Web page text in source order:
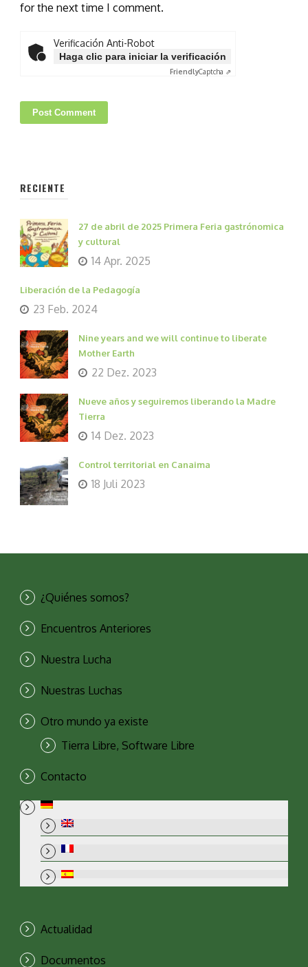
for the next time I comment.
Verificación Anti-Robot
Haga clic para iniciar la verificación
FriendlyCaptcha ⇗
RECIENTE
27 de abril de 2025 Primera Feria gastrónomica
y cultural
14 Apr. 2025
Liberación de la Pedagogía
23 Feb. 2024
Nine years and we will continue to liberate
Mother Earth
22 Dez. 2023
Nueve años y seguiremos liberando la Madre
Tierra
14 Dez. 2023
Control territorial en Canaima
18 Juli 2023
¿Quiénes somos?
Encuentros Anteriores
Nuestra Lucha
Nuestras Luchas
Otro mundo ya existe
Tierra Libre, Software Libre
Contacto
Actualidad
Documentos